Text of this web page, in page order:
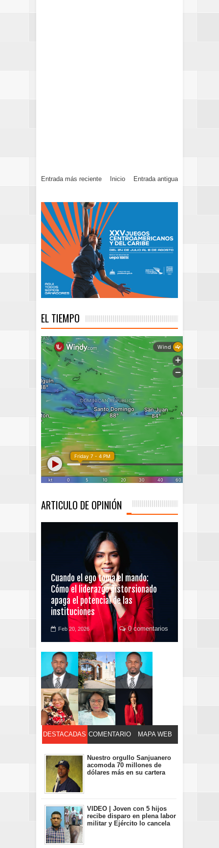
Entrada más reciente Entrada antigua
Inicio
EL TIEMPO
ARTICULO DE OPINIÓN
Cuando el ego toma el mando:
Cómo el liderazgo distorsionado
apaga el potencial de las
instituciones
Feb 20, 2026 0 comentarios
DESTACADAS COMENTARIO MAPA WEB
Nuestro orgullo Sanjuanero
acomoda 70 millones de
dólares más en su cartera
VIDEO | Joven con 5 hijos
recibe disparo en plena labor
militar y Ejército lo cancela